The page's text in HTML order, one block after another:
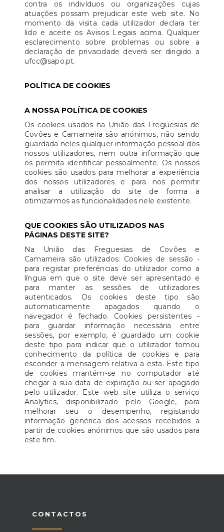
contra os indivíduos ou organizações cujas
atuações possam prejudicar este web site. No
momento da visita cada utilizador declara ter
lido e aceite os Avisos Legais acima. Qualquer
esclarecimento sobre problemas ou sobre a
declaração de privacidade deverá ser dirigido a
ufcc@sapo.pt.
POLÍTICA DE COOKIES
A NOSSA POLÍTICA DE COOKIES
Os cookies usados na União das Freguesias de
Covões e Camarneira são anónimos, não sendo
guardada neles qualquer informação pessoal dos
nossos utilizadores, nem outra informação que
os permita identificar pessoalmente. Os nossos
cookies são usados para melhorar a experiência
dos nossos utilizadores e para nos permitir
analisar a utilização do site de forma a
otimizarmos as funcionalidades nele existente.
QUE COOKIES SÃO UTILIZADOS NAS
PÁGINAS DESTE SITE?
Na União das Freguesias de Covões e
Camarneira são utilizados: Cookies de sessão -
para registar preferências do utilizador como a
língua em que o site deve ser apresentado e
para manter as sessões de utilizadores
autenticados. Os cookies deste tipo são
automaticamente apagados quando o
navegador é fechado. Cookies persistentes -
para guardar informação necessária entre
sessões, por exemplo, é guardado um cookie
deste tipo para indicar que o utilizador tomou
conhecimento da política de cookies e para
esconder a mensagem relativa a esta. Este tipo
de cookies mantém-se no computador até
chegar a sua data de expiração ou ser apagado
pelo utilizador. Este web site utiliza o serviço
Analytics, disponibilizado pelo Google, para
melhorar seu o desempenho, registando
informação genérica dos acessos recebidos a
partir de cookies anónimos que são usados para
este fim.
CONTACTOS